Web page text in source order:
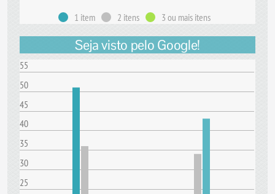
1 item 2 itens 3 ou mais itens
Seja visto pelo Google!
55
50
45
40
35
30
25